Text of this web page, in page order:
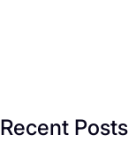
Recent Posts